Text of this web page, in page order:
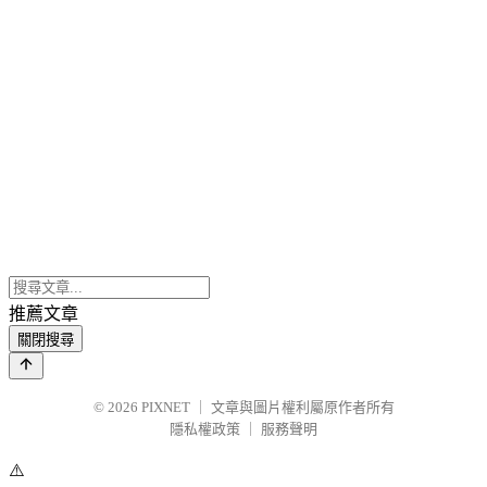
推薦文章
關閉搜尋
© 2026 PIXNET
文章與圖片權利屬原作者所有
隱私權政策
服務聲明
⚠️